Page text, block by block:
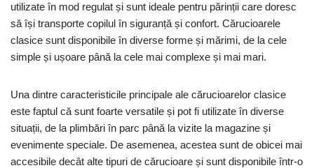
utilizate în mod regulat și sunt ideale pentru părinții care doresc
să își transporte copilul în siguranță și confort. Cărucioarele
clasice sunt disponibile în diverse forme și mărimi, de la cele
simple și ușoare până la cele mai complexe și mai mari.
Una dintre caracteristicile principale ale cărucioarelor clasice
este faptul că sunt foarte versatile și pot fi utilizate în diverse
situații, de la plimbări în parc până la vizite la magazine și
evenimente speciale. De asemenea, acestea sunt de obicei mai
accesibile decât alte tipuri de cărucioare și sunt disponibile într-o